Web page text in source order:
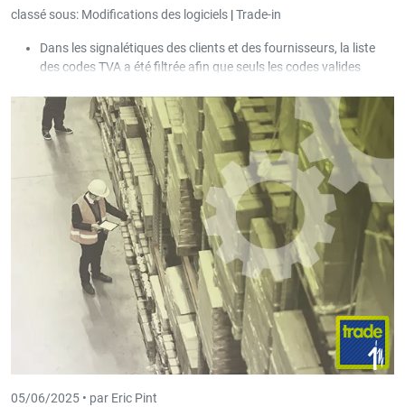
classé sous: Modifications des logiciels |Trade-in
Dans les signalétiques des clients et des fournisseurs, la liste
des codes TVA a été filtrée afin que seuls les codes valides
L’envoi Peppol prend désormais également en charge les
factures avec escompte selon le système belge.
Dans l’écran de saisie des documents clients et fournisseurs, la
liste des codes TVA a été filtrée afin que seuls les codes valides
soient sélectionnables.
05/06/2025 • par Eric Pint